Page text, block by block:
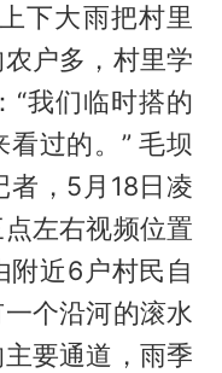
下大雨把村里
户多，村里学
“我们临时搭的
过的。” 毛坝
者，5月18日凌
左右视频位置
附近6户村民自
个沿河的滚水
要通道，雨季